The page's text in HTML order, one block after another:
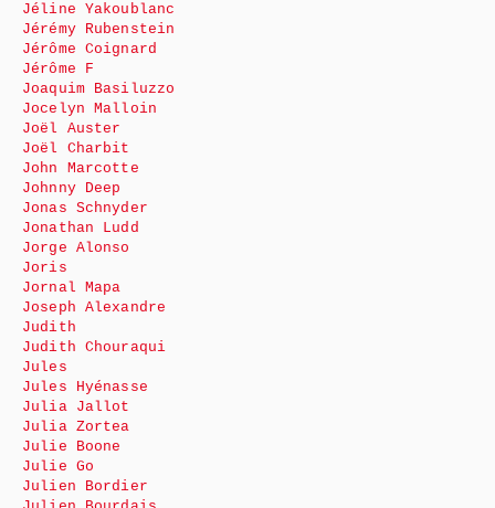
Jéline Yakoublanc
Jérémy Rubenstein
Jérôme Coignard
Jérôme F
Joaquim Basiluzzo
Jocelyn Malloin
Joël Auster
Joël Charbit
John Marcotte
Johnny Deep
Jonas Schnyder
Jonathan Ludd
Jorge Alonso
Joris
Jornal Mapa
Joseph Alexandre
Judith
Judith Chouraqui
Jules
Jules Hyénasse
Julia Jallot
Julia Zortea
Julie Boone
Julie Go
Julien Bordier